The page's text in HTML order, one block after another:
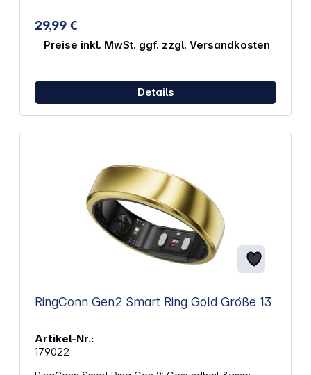
chicen Design für die Apple Watch Hergestellt aus
recyceltem Silikon Ideal für sportliche Aktivitäten
dank wasserabweisenden Materials Integrierte
Flexibler Pin-Verschluss für müheloses Anlegen
Kompatibel mit allen Apple-Watch-Modellen in den
29,99 €
Preise inkl. MwSt. ggf. zzgl. Versandkosten
Details
RingConn Gen2 Smart Ring Gold Größe 13
Artikel-Nr.:
179022